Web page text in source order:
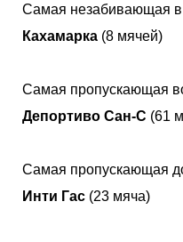
Самая незабивающая в
Кахамарка (8 мячей)
Самая пропускающая
Депортиво Сан-С (61
Самая пропускающая
Инти Гас (23 мяча)